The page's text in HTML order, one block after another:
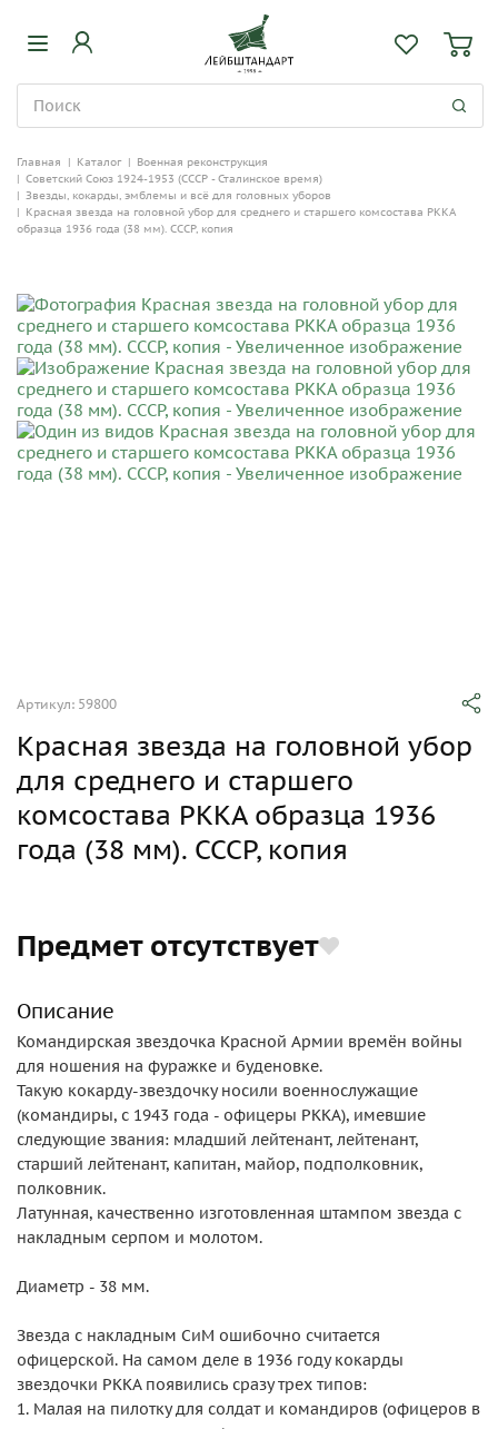
Главная | Каталог | Военная реконструкция
| Советский Союз 1924-1953 (СССР - Сталинское время)
| Звезды, кокарды, эмблемы и всё для головных уборов
| Красная звезда на головной убор для среднего и старшего комсостава РККА
образца 1936 года (38 мм). СССР, копия
Артикул: 59800
Красная звезда на головной убор
для среднего и старшего
комсостава РККА образца 1936
года (38 мм). СССР, копия
Предмет отсутствует
Описание
Командирская звездочка Красной Армии времён войны
для ношения на фуражке и буденовке.
Такую кокарду-звездочку носили военнослужащие
(командиры, с 1943 года - офицеры РККА), имевшие
следующие звания: младший лейтенант, лейтенант,
старший лейтенант, капитан, майор, подполковник,
полковник.
Латунная, качественно изготовленная штампом звезда с
накладным серпом и молотом.
Диаметр - 38 мм.
Звезда с накладным СиМ ошибочно считается
офицерской. На самом деле в 1936 году кокарды
звездочки РККА появились сразу трех типов:
1. Малая на пилотку для солдат и командиров (офицеров в